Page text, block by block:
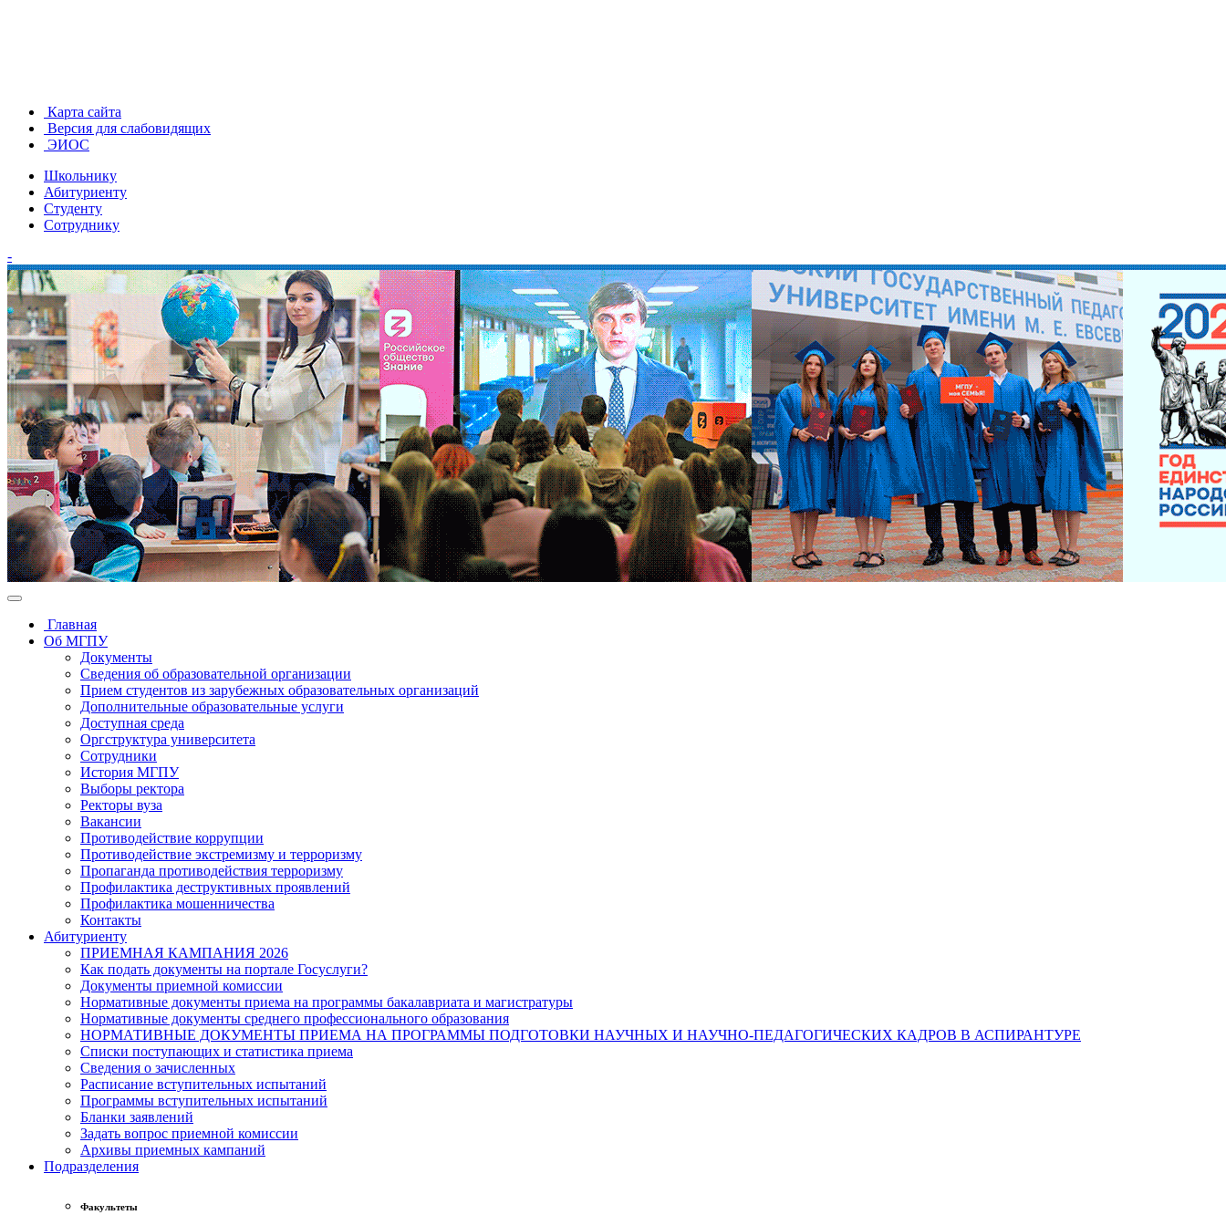
Карта сайта
Версия для слабовидящих
ЭИОС
Школьнику
Абитуриенту
Студенту
Сотруднику
-
Главная
Об МГПУ
Документы
Сведения об образовательной организации
Прием студентов из зарубежных образовательных организаций
Дополнительные образовательные услуги
Доступная среда
Оргструктура университета
Сотрудники
История МГПУ
Выборы ректора
Ректоры вуза
Вакансии
Противодействие коррупции
Противодействие экстремизму и терроризму
Пропаганда противодействия терроризму
Профилактика деструктивных проявлений
Профилактика мошенничества
Контакты
Абитуриенту
ПРИЕМНАЯ КАМПАНИЯ 2026
Как подать документы на портале Госуслуги?
Документы приемной комиссии
Нормативные документы приема на программы бакалавриата и магистратуры
Нормативные документы среднего профессионального образования
НОРМАТИВНЫЕ ДОКУМЕНТЫ ПРИЕМА НА ПРОГРАММЫ ПОДГОТОВКИ НАУЧНЫХ И НАУЧНО-ПЕДАГОГИЧЕСКИХ КАДРОВ В АСПИРАНТУРЕ
Списки поступающих и статистика приема
Сведения о зачисленных
Расписание вступительных испытаний
Программы вступительных испытаний
Бланки заявлений
Задать вопрос приемной комиссии
Архивы приемных кампаний
Подразделения
Факультеты